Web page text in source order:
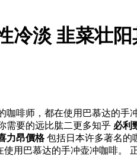
冷淡 韭菜壮
咖啡师，都在使用巴慕达的手
需要的远比肱二更多知乎 必利
力昂價格包括日本许多著名的
用巴慕达的手冲壶冲咖啡。